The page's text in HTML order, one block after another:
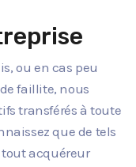
ou en cas peu
faillite, nous
transférés à toute
que de tels
acquéreur